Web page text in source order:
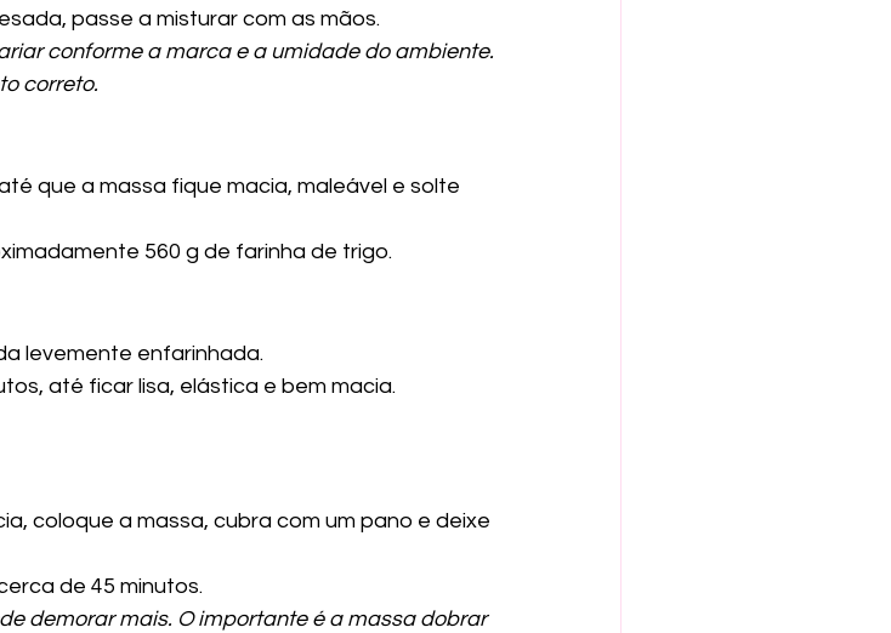
passe a misturar com as mãos.
conforme a marca e a umidade do ambiente.
correto.
que a massa fique macia, maleável e solte
560 g de farinha de trigo.
levemente enfarinhada.
até ficar lisa, elástica e bem macia.
coloque a massa, cubra com um pano e deixe
de 45 minutos.
demorar mais. O importante é a massa dobrar